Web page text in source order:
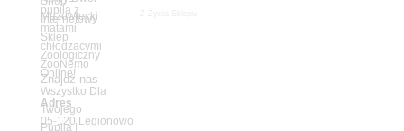
Znajdź nas
Adres
05-120 Legionowo